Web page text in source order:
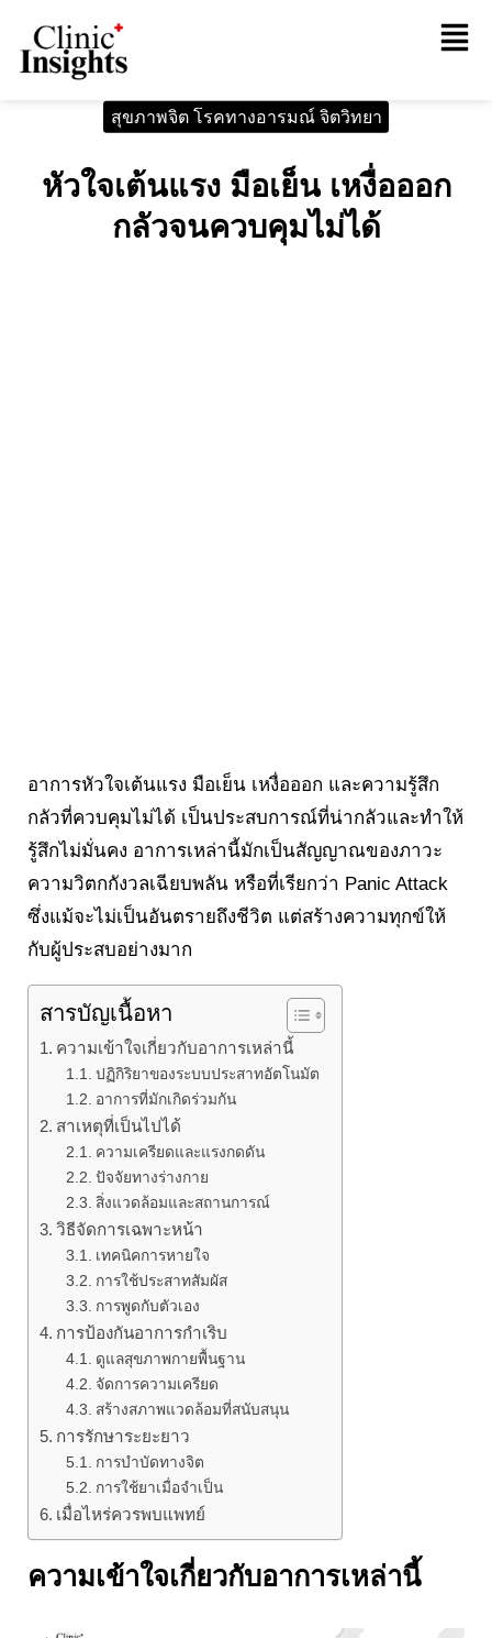
สุขภาพจิต โรคทางอารมณ์ จิตวิทยา
หัวใจเต้นแรง มือเย็น เหงื่อออก
กลัวจนควบคุมไม่ได้
อาการหัวใจเต้นแรง มือเย็น เหงื่อออก และความรู้สึก
กลัวที่ควบคุมไม่ได้ เป็นประสบการณ์ที่น่ากลัวและทำให้
รู้สึกไม่มั่นคง อาการเหล่านี้มักเป็นสัญญาณของภาวะ
ความวิตกกังวลเฉียบพลัน หรือที่เรียกว่า Panic Attack
ซึ่งแม้จะไม่เป็นอันตรายถึงชีวิต แต่สร้างความทุกข์ให้
กับผู้ประสบอย่างมาก
สารบัญเนื้อหา
ความเข้าใจเกี่ยวกับอาการเหล่านี้
ปฏิกิริยาของระบบประสาทอัตโนมัต
อาการที่มักเกิดร่วมกัน
สาเหตุที่เป็นไปได้
ความเครียดและแรงกดดัน
ปัจจัยทางร่างกาย
สิ่งแวดล้อมและสถานการณ์
วิธีจัดการเฉพาะหน้า
เทคนิคการหายใจ
การใช้ประสาทสัมผัส
การพูดกับตัวเอง
การป้องกันอาการกำเริบ
ดูแลสุขภาพกายพื้นฐาน
จัดการความเครียด
สร้างสภาพแวดล้อมที่สนับสนุน
การรักษาระยะยาว
การบำบัดทางจิต
การใช้ยาเมื่อจำเป็น
เมื่อไหร่ควรพบแพทย์
ความเข้าใจเกี่ยวกับอาการเหล่านี้